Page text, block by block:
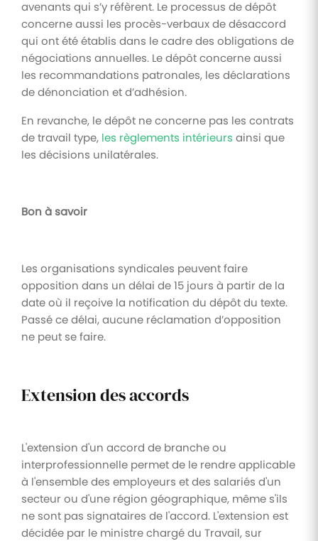
avenants qui s’y réfèrent. Le processus de dépôt
concerne aussi les procès-verbaux de désaccord
qui ont été établis dans le cadre des obligations de
négociations annuelles. Le dépôt concerne aussi
les recommandations patronales, les déclarations
de dénonciation et d’adhésion.
En revanche, le dépôt ne concerne pas les contrats
de travail type, les règlements intérieurs ainsi que
les décisions unilatérales.
Bon à savoir
Les organisations syndicales peuvent faire
opposition dans un délai de 15 jours à partir de la
date où il reçoive la notification du dépôt du texte.
Passé ce délai, aucune réclamation d’opposition
ne peut se faire.
Extension des accords
L'extension d'un accord de branche ou
interprofessionnelle permet de le rendre applicable
à l'ensemble des employeurs et des salariés d'un
secteur ou d'une région géographique, même s'ils
ne sont pas signataires de l'accord. L'extension est
décidée par le ministre chargé du Travail, sur